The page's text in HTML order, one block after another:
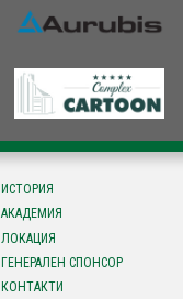
ИСТОРИЯ
АКАДЕМИЯ
ЛОКАЦИЯ
ГЕНЕРАЛЕН СПОНСОР
КОНТАКТИ